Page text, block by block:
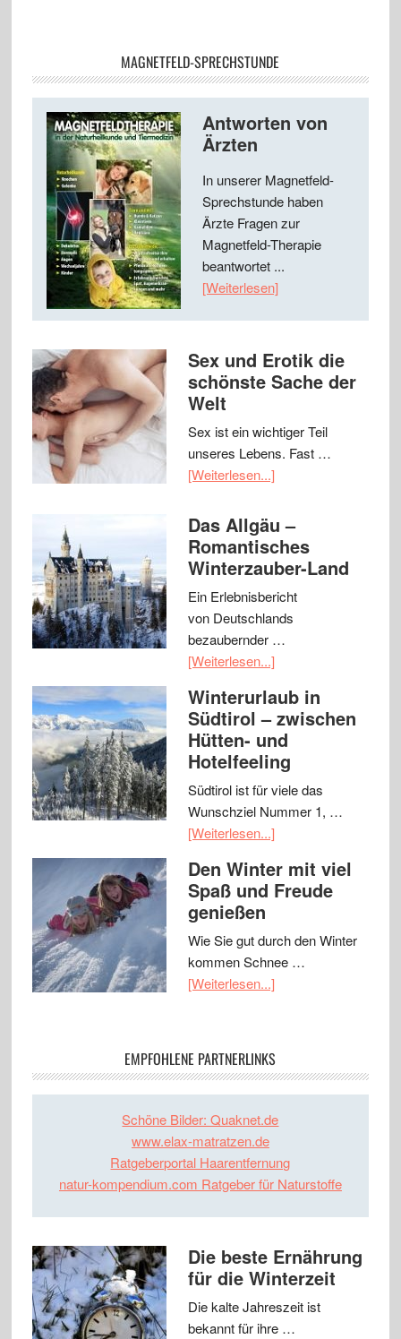
MAGNETFELD-SPRECHSTUNDE
Antworten von
Ärzten
In unserer Magnetfeld-
Sprechstunde haben
Ärzte Fragen zur
Magnetfeld-Therapie
beantwortet ...
[Weiterlesen]
Sex und Erotik die
schönste Sache der
Welt
Sex ist ein wichtiger Teil
unseres Lebens. Fast …
[Weiterlesen...]
Das Allgäu –
Romantisches
Winterzauber-Land
Ein Erlebnisbericht
von Deutschlands
bezaubernder …
[Weiterlesen...]
Winterurlaub in
Südtirol – zwischen
Hütten- und
Hotelfeeling
Südtirol ist für viele das
Wunschziel Nummer 1, …
[Weiterlesen...]
Den Winter mit viel
Spaß und Freude
genießen
Wie Sie gut durch den Winter
kommen Schnee …
[Weiterlesen...]
EMPFOHLENE PARTNERLINKS
Schöne Bilder: Quaknet.de
www.elax-matratzen.de
Ratgeberportal Haarentfernung
natur-kompendium.com Ratgeber für Naturstoffe
Die beste Ernährung
für die Winterzeit
Die kalte Jahreszeit ist
bekannt für ihre …